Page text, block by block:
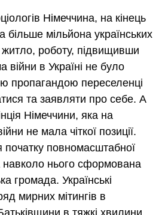
Німеччина, на кінець
більше мільйона українських
роботу, підвищивши
війни в Україні не було
пропагандою переселенці
та заявляти про себе. А
Німеччини, яка на
не мала чіткої позиції.
початку повномасштабної
навколо нього сформована
громада. Українські
мирних мітингів в
в тяжкі хвилини